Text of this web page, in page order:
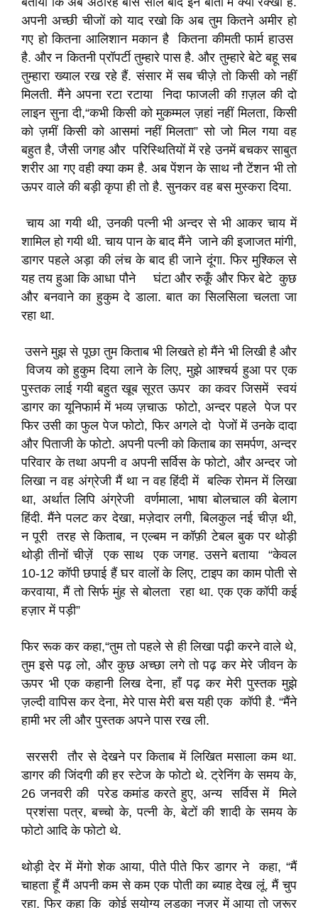
अपनी अच्छी चीजों को याद रखो कि अब तुम कितने अमीर हो
गए हो कितना आलिशान मकान है कितना कीमती फार्म हाउस
है. और न कितनी प्रॉपर्टी तुम्हारे पास है. और तुम्हारे बेटे बहू सब
तुम्हारा ख्याल रख रहे हैं. संसार में सब चीज़े तो किसी को नहीं
मिलती. मैंने अपना रटा रटाया निदा फाजली की ग़ज़ल की दो
लाइन सुना दी,“कभी किसी को मुकम्मल ज़हां नहीं मिलता, किसी
को ज़मीं किसी को आसमां नहीं मिलता” सो जो मिल गया वह
बहुत है, जैसी जगह और परिस्थितियों में रहे उनमें बचकर साबुत
शरीर आ गए वही क्या कम है. अब पेंशन के साथ नौ टेंशन भी तो
ऊपर वाले की बड़ी कृपा ही तो है. सुनकर वह बस मुस्करा दिया.
चाय आ गयी थी, उनकी पत्नी भी अन्दर से भी आकर चाय में
शामिल हो गयी थी. चाय पान के बाद मैंने जाने की इजाजत मांगी,
डागर पहले अड़ा की लंच के बाद ही जाने दूंगा. फिर मुश्किल से
यह तय हुआ कि आधा पौने घंटा और रुकूँ और फिर बेटे कुछ
और बनवाने का हुकुम दे डाला. बात का सिलसिला चलता जा
रहा था.
उसने मुझ से पूछा तुम किताब भी लिखते हो मैंने भी लिखी है और
विजय को हुकुम दिया लाने के लिए, मुझे आश्चर्य हुआ पर एक
पुस्तक लाई गयी बहुत खूब सूरत ऊपर का कवर जिसमें स्वयं
डागर का यूनिफार्म में भव्य ज़चाऊ फोटो, अन्दर पहले पेज पर
फिर उसी का फुल पेज फोटो, फिर अगले दो पेजों में उनके दादा
और पिताजी के फोटो. अपनी पत्नी को किताब का समर्पण, अन्दर
परिवार के तथा अपनी व अपनी सर्विस के फोटो, और अन्दर जो
लिखा न वह अंग्रेजी मैं था न वह हिंदी में बल्कि रोमन में लिखा
था, अर्थात लिपि अंग्रेजी वर्णमाला, भाषा बोलचाल की बेलाग
हिंदी. मैंने पलट कर देखा, मज़ेदार लगी, बिलकुल नई चीज़ थी,
न पूरी तरह से किताब, न एल्बम न कॉफ़ी टेबल बुक पर थोड़ी
थोड़ी तीनों चीज़ें एक साथ एक जगह. उसने बताया “केवल
10-12 कॉपी छपाई हैं घर वालों के लिए, टाइप का काम पोती से
करवाया, मैं तो सिर्फ मुंह से बोलता रहा था. एक एक कॉपी कई
हज़ार में पड़ी”
फिर रूक कर कहा,“तुम तो पहले से ही लिखा पढ़ी करने वाले थे,
तुम इसे पढ़ लो, और कुछ अच्छा लगे तो पढ़ कर मेरे जीवन के
ऊपर भी एक कहानी लिख देना, हाँ पढ़ कर मेरी पुस्तक मुझे
ज़ल्दी वापिस कर देना, मेरे पास मेरी बस यही एक कॉपी है. “मैंने
हामी भर ली और पुस्तक अपने पास रख ली.
सरसरी तौर से देखने पर किताब में लिखित मसाला कम था.
डागर की जिंदगी की हर स्टेज के फोटो थे. ट्रेनिंग के समय के,
26 जनवरी की परेड कमांड करते हुए, अन्य सर्विस में मिले
प्रशंसा पत्र, बच्चो के, पत्नी के, बेटों की शादी के समय के
फोटो आदि के फोटो थे.
थोड़ी देर में मेंगो शेक आया, पीते पीते फिर डागर ने कहा, “मैं
चाहता हूँ मैं अपनी कम से कम एक पोती का ब्याह देख लूं. मैं चुप
रहा, फिर कहा कि कोई सुयोग्य लड़का नज़र में आया तो ज़रूर